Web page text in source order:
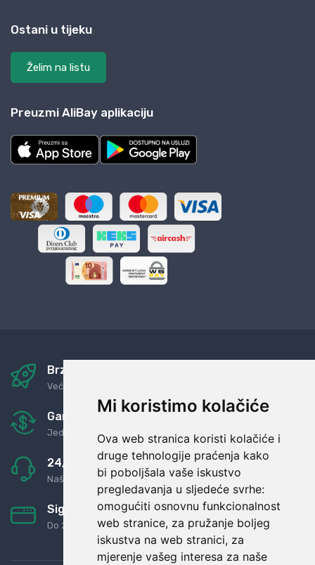
Mi koristimo kolačiće
Ova web stranica koristi kolačiće i
druge tehnologije praćenja kako
bi poboljšala vaše iskustvo
pregledavanja u sljedeće svrhe:
omogućiti osnovnu funkcionalnost
web stranice, za pružanje boljeg
iskustva na web stranici, za
mjerenje vašeg interesa za naše
Ostani u tijeku
Želim na listu
Preuzmi AliBay aplikaciju
Brza i sigurna dostava
Već za nekoliko dana kod vas
Garancija u povrat novaca
Jednostavno pravilo: Roba za novac
24/7 odlična podrška
Naši agenti uvijek na raspolaganju
Sigurno obročno plaćanje
Do 24 rata bez kamata